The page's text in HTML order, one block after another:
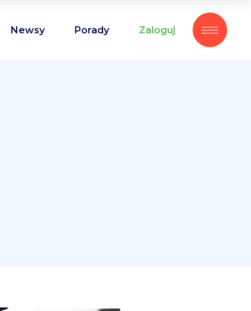
Newsy Porady Zaloguj